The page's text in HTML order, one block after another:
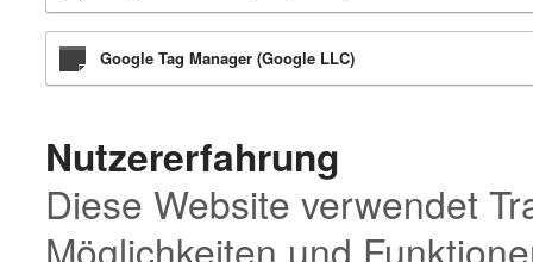
Google Tag Manager (Google LLC)
Nutzererfahrung
Diese Website verwendet
Möglichkeiten und